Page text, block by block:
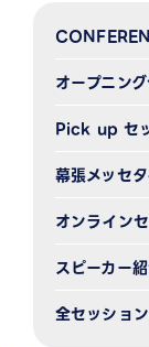
オープニン
Pick up セ
幕張メッセ
オンライン
スピーカー
全セッショ